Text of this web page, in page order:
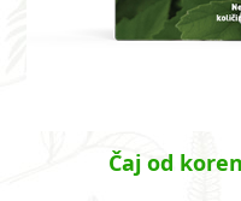
Čaj od